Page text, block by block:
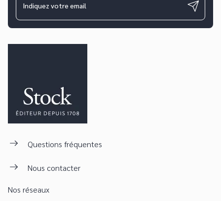
Indiquez votre email
Questions fréquentes
Nous contacter
Nos réseaux